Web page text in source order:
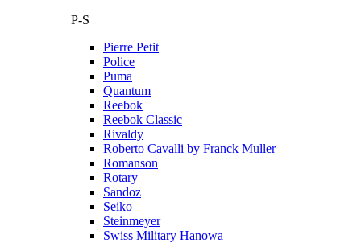
P-S
Pierre Petit
Police
Puma
Quantum
Reebok
Reebok Classic
Rivaldy
Roberto Cavalli by Franck Muller
Romanson
Rotary
Sandoz
Seiko
Steinmeyer
Swiss Military Hanowa